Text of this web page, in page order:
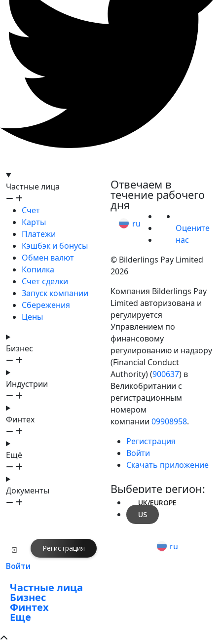
Частные лица
Счет
Карты
Платежи
Кэшбэк и бонусы
Обмен валют
Копилка
Счет сделки
Запуск компании
Сбережения
Цены
Бизнес
Индустрии
Финтех
Ещё
Документы
Отвечаем в
течение рабочего
дня
ru
Оцените
нас
© Bilderlings Pay Limited
2026
Компания Bilderlings Pay
Limited авторизована и
регулируется
Управлением по
финансовому
регулированию и надзору
(Financial Conduct
Authority) (900637) в
Великобритании с
регистрационным
номером
компании 09908958.
Регистрация
Войти
Скачать приложение
Выберите регион:
UK/EUROPE
US
Войти
Регистрация ru
Частные лица
Бизнес
Финтех
Еще